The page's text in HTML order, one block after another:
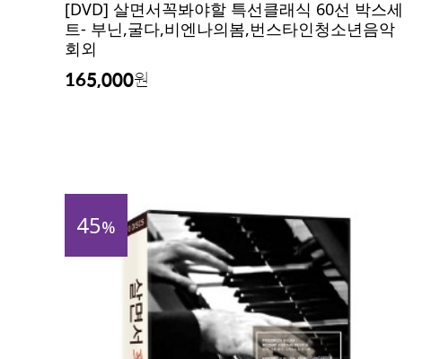
[DVD] 살면서꼭봐야할 특선클래식 60선 박스세
트- 부닌,굴다,비엔나의봄,번스타인청소년음악
회외
165,000원
45%